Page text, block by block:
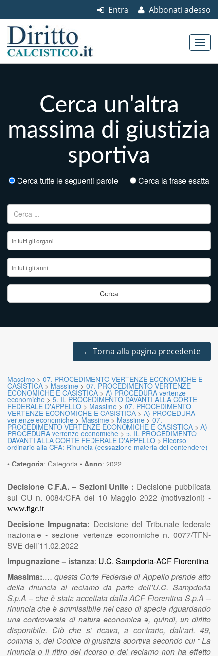
Abbonati adesso
Entra
Cerca un'altra
massima di giustizia
sportiva
Cerca tutte le seguenti parole Cerca la frase esatta
Ricerca per:
← Torna alla pagina precedente
Massime > 07. PROCEDIMENTO VERTENZE ECONOMICHE E
CASISTICA > Massime > 07. PROCEDIMENTO VERTENZE
ECONOMICHE E CASISTICA > A) PROCEDURA vertenze
economiche > 5. IL PROCEDIMENTO DAVANTI ALLA CORTE
FEDERALE D'APPELLO > Massime > 07. PROCEDIMENTO
VERTENZE ECONOMICHE E CASISTICA > A) PROCEDURA
vertenze economiche > Massime > Massime > 07.
PROCEDIMENTO VERTENZE ECONOMICHE E CASISTICA > A)
PROCEDURA vertenze economiche > 5. IL PROCEDIMENTO
DAVANTI ALLA CORTE FEDERALE D'APPELLO > Ricorso
ordinario alla CFA: Rinuncia (cessazione materia del contendere)
• Categoria: Categoria • Anno: 2022
Decisione C.F.A. – Sezioni Unite : Decisione pubblicata
sul CU n. 0084/CFA del 10 Maggio 2022 (motivazioni) -
www.figc.it
Decisione Impugnata: Decisione del Tribunale federale
nazionale - sezione vertenze economiche n. 0077/TFN-
SVE dell’11.02.2022
Impugnazione – istanza: U.C. Sampdoria-ACF Fiorentina
Massima:…. questa Corte Federale di Appello prende atto
della rinuncia al reclamo da parte dell’U.C. Sampdoria
S.p.A – che è stata accettata dalla ACF Fiorentina S.p.A –
rinuncia che è ammissibile nel caso di specie riguardando
una controversia di natura economica e, quindi, un diritto
disponibile. Ciò che si ricava, a contrario, dall’art. 49,
comma 6, del Codice di giustizia sportiva secondo cui “ La
rinuncia o il ritiro del ricorso o del reclamo non ha effetto